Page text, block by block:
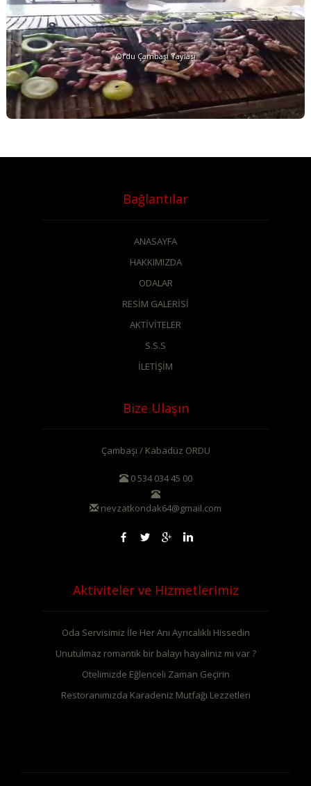
Ordu Çambaşı Yaylası
Bağlantılar
ANASAYFA
HAKKIMIZDA
ODALAR
RESİM GALERİSİ
AKTİVİTELER
S.S.S
İLETİŞİM
Bize Ulaşın
Çambaşı / Kabadüz ORDU
0 534 034 45 00
nevzatkondak64@gmail.com
Aktiviteler ve Hizmetlerimiz
Oda Servisimiz İle Her Anı Ayrıcalıklı Hissedin
Unutulmaz romantik bir balayı hayaliniz mi var ?
Otelimizde Eğlenceli Zaman Geçirin
Restoranımızda Karadeniz Mutfağı Lezzetleri